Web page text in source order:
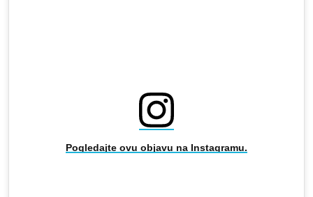
Pogledajte ovu objavu na Instagramu.